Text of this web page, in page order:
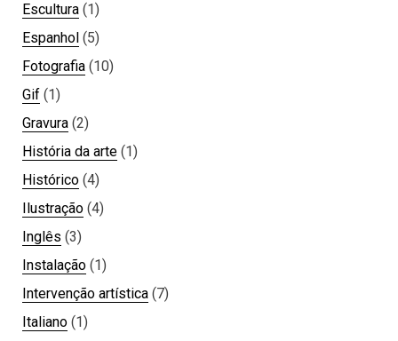
Escultura (1)
Espanhol (5)
Fotografia (10)
Gif (1)
Gravura (2)
História da arte (1)
Histórico (4)
Ilustração (4)
Inglês (3)
Instalação (1)
Intervenção artística (7)
Italiano (1)